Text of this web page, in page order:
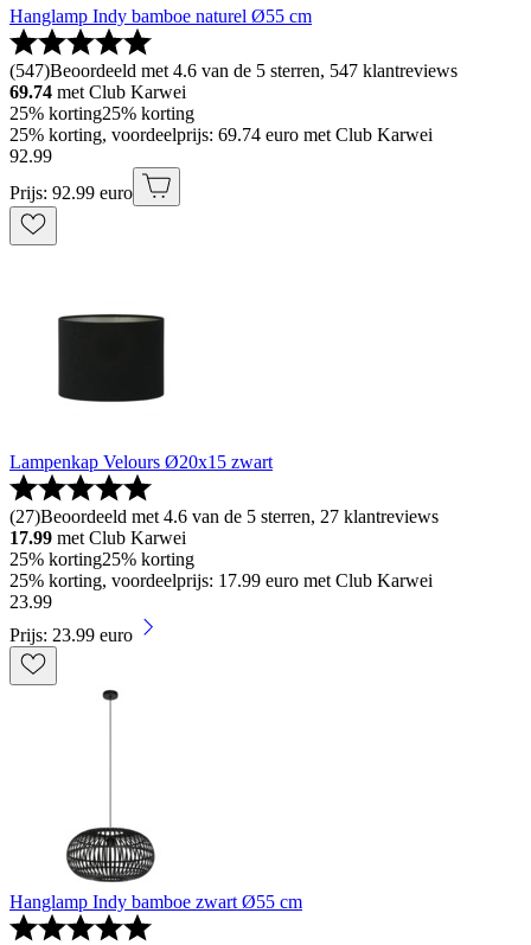
Hanglamp Indy bamboe naturel Ø55 cm
(547)Beoordeeld met 4.6 van de 5 sterren, 547 klantreviews
69.74 met Club Karwei
25% korting25% korting
25% korting, voordeelprijs: 69.74 euro met Club Karwei
92.99
Prijs: 92.99 euro
Lampenkap Velours Ø20x15 zwart
(27)Beoordeeld met 4.6 van de 5 sterren, 27 klantreviews
17.99 met Club Karwei
25% korting25% korting
25% korting, voordeelprijs: 17.99 euro met Club Karwei
23.99
Prijs: 23.99 euro
Hanglamp Indy bamboe zwart Ø55 cm